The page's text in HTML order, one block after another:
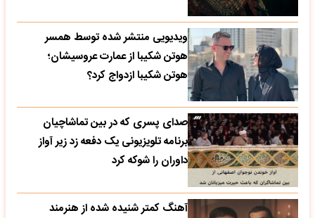
ویدیویی منتشر شده توسط همسر
هوتن شکیبا از عمارت عروسیشان؛
هوتن شکیبا ازدواج کرد؟
صدای پسری که در بین تماشاچیان
برنامه تلویزیونی یک دفعه زد زیر آواز
داوران را شوکه کرد
آهنگ کمتر شنیده شده از هنرمند